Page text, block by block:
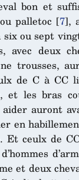
bon et
palletoc [7],
ou sept
avec deux
trousses,
de C à CC
et les bras
aider auront
en
ceulx de
et deux